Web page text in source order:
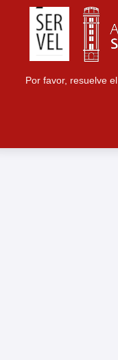
Por favor, resuelve